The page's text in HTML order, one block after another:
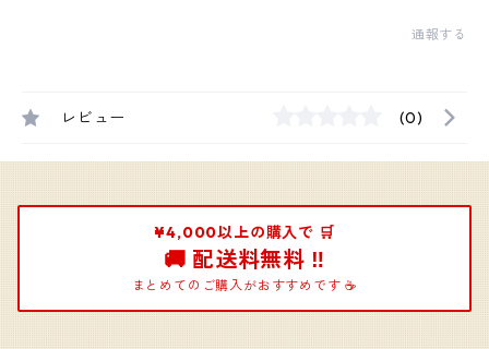
通報する
レビュー (0)
¥4,000以上の購入で 🛒
🚚 配送料無料 ‼️
まとめてのご購入がおすすめです ☕️